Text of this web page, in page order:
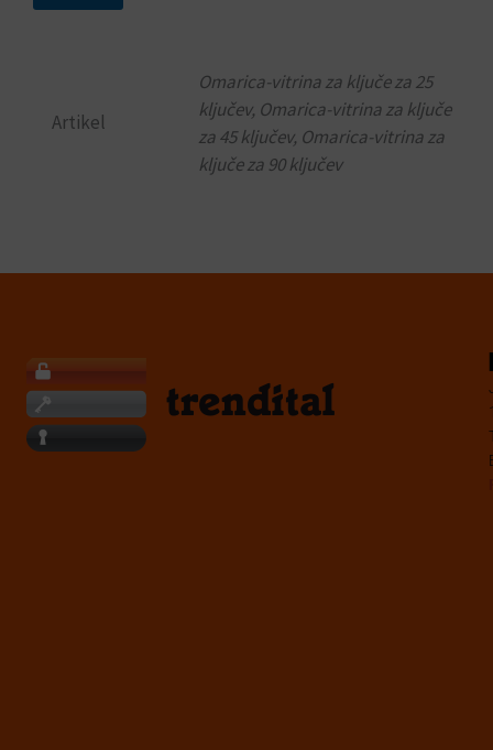
Artikel
Omarica-vitrina za ključe za 25
ključev, Omarica-vitrina za ključe
za 45 ključev, Omarica-vitrina za
ključe za 90 ključev